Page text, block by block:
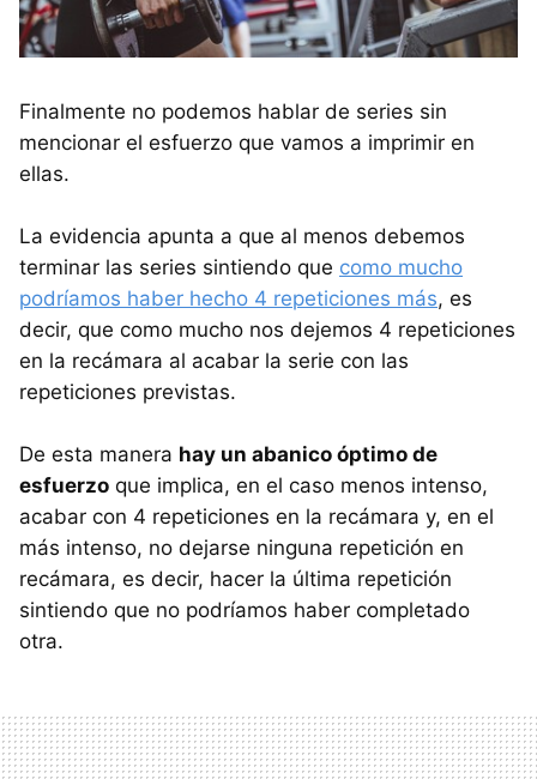
Finalmente no podemos hablar de series sin
mencionar el esfuerzo que vamos a imprimir en
ellas.
La evidencia apunta a que al menos debemos
terminar las series sintiendo que como mucho
podríamos haber hecho 4 repeticiones más, es
decir, que como mucho nos dejemos 4 repeticiones
en la recámara al acabar la serie con las
repeticiones previstas.
De esta manera hay un abanico óptimo de
esfuerzo que implica, en el caso menos intenso,
acabar con 4 repeticiones en la recámara y, en el
más intenso, no dejarse ninguna repetición en
recámara, es decir, hacer la última repetición
sintiendo que no podríamos haber completado
otra.